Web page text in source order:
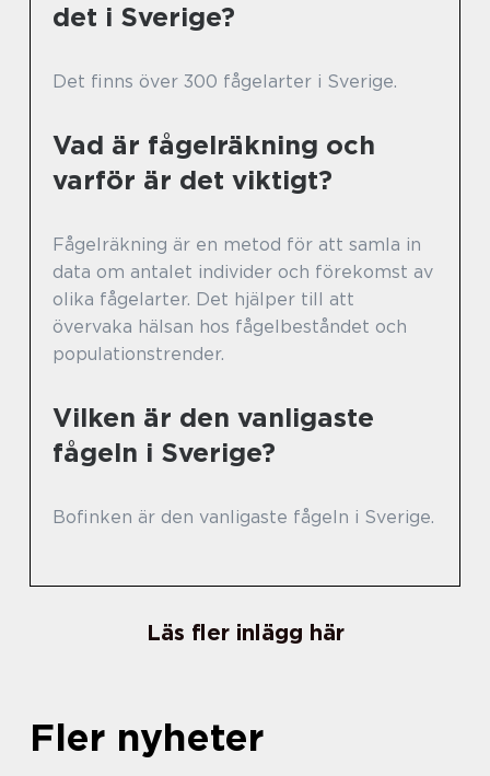
det i Sverige?
Det finns över 300 fågelarter i Sverige.
Vad är fågelräkning och
varför är det viktigt?
Fågelräkning är en metod för att samla in
data om antalet individer och förekomst av
olika fågelarter. Det hjälper till att
övervaka hälsan hos fågelbeståndet och
populationstrender.
Vilken är den vanligaste
fågeln i Sverige?
Bofinken är den vanligaste fågeln i Sverige.
Läs fler inlägg här
Fler nyheter